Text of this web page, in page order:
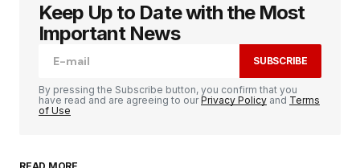
Votre adresse e-mail ne sera pas publiée. Les
champs obligatoires sont indiqués avec
Keep Up to Date with the Most
Important News
SUBSCRIBE
By pressing the Subscribe button, you confirm that you
have read and are agreeing to ourPrivacy Policy and Terms
of Use